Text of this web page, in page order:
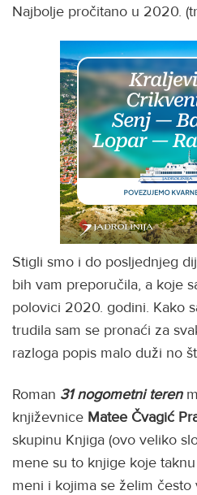
Najbolje pročitano u 2020.
Stigli smo i do posljednjeg
bih vam preporučila, a koje
polovici 2020. godini. Kako
trudila sam se pronaći za
razloga popis malo duži no
Roman 31 nogometni teren
književnice Matee Čvagić
skupinu Knjiga (ovo veliko
mene su to knjige koje
meni i kojima se želim često